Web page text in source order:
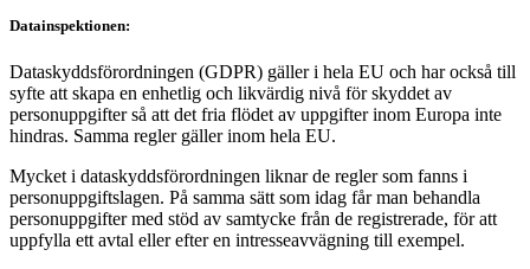
Datainspektionen:
Dataskyddsförordningen (GDPR) gäller i hela EU och har också till
syfte att skapa en enhetlig och likvärdig nivå för skyddet av
personuppgifter så att det fria flödet av uppgifter inom Europa inte
hindras. Samma regler gäller inom hela EU.
Mycket i dataskyddsförordningen liknar de regler som fanns i
personuppgiftslagen. På samma sätt som idag får man behandla
personuppgifter med stöd av samtycke från de registrerade, för att
uppfylla ett avtal eller efter en intresseavvägning till exempel.